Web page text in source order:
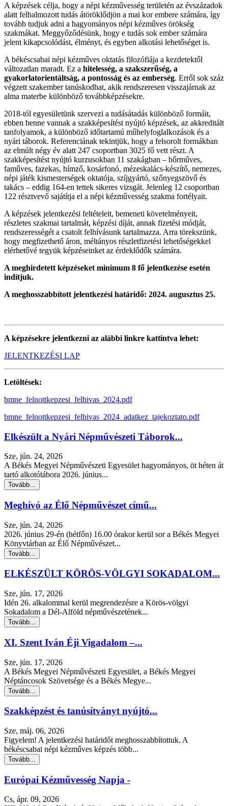
A képzések célja, hogy a népi kézművesség területén az évszázadok
alatt felhalmozott tudás átöröklődjön a mai kor embere számára, így
tovább tudjuk adni a hagyományos népi kézműves örökség
szakmákat. Meggyőződésünk, hogy e tudás sok ember számára
jelent kikapcsolódást, élményt, és egyben alkotási lehetőséget is.
A békéscsabai népi kézműves oktatás filozófiája a kezdetektől
változatlan maradt. Ez a hitelesség, a szakszerűség, a
gyakorlatorientáltság, a pontosság és az emberség. Erről sok száz
végzett szakember tanúskodhat, akik rendszeresen visszajárnak az
alma materbe különböző továbbképzésekre.
2018-tól egyesületünk szervezi a tudásátadás különböző formáit,
ebben benne vannak a szakképesítést nyújtó képzések, az akkreditált
tanfolyamok, a különböző időtartamú műhelyfoglalkozások és a
nyári táborok. Referenciának tekintjük, hogy a felsorolt formákban
az elmúlt négy év alatt 247 csoportban 3025 fő vett részt. A
szakképesítést nyújtó kurzusokban 11 szakágban – bőrműves,
faműves, fazekas, hímző, kosárfonó, mézeskalács-készítő, nemezes,
népi játék kismesterségek oktatója, szíjgyártó, szőnyegszövő és
takács – eddig 164-en tettek sikeres vizsgát. Jelenleg 12 csoportban
122 résztvevő sajátítja el a népi kézművesség szakma fortélyait.
A képzések jelentkezési feltételeit, bemeneti követelményeit,
részletes szakmai tartalmát, képzési díját, annak fizetési módját,
rendszerességét a csatolt felhívásunk tartalmazza. Arra törekszünk,
hogy megfizethető áron, méltányos részletfizetési lehetőségekkel
elérhetővé tegyük képzéseinket az érdeklődők számára.
A meghirdetett képzéseket minimum 8 fő jelentkezése esetén
indítjuk.
A meghosszabbított jelentkezési határidő: 2024. augusztus 25.
A képzésekre jelentkezni az alábbi linkre kattintva lehet:
JELENTKEZÉSI LAP
Letöltések:
bmne_felnottkepzesi_felhivas_2024.pdf
bmne_felnottkepzesi_felhivas_2024_adatkez_tajekoztato.pdf
Elkészült a Nyári Népművészeti Táborok...
Sze, jún. 24, 2026
A Békés Megyei Népművészeti Egyesület hagyományos, öt héten át
tartó alkotótábora 2026. június...
Tovább...
Meghívó az Élő Népművészet című...
Sze, jún. 24, 2026
2026. június 29-én (hétfőn) 16.00 órakor kerül sor a Békés Megyei
Könyvtárban az Élő Népművészet...
Tovább...
ELKÉSZÜLT KÖRÖS-VÖLGYI SOKADALOM...
Sze, jún. 17, 2026
Idén 26. alkalommal kerül megrendezésre a Körös-völgyi
Sokadalom a Dél-Alföld népművészetének...
Tovább...
XI. Szent Iván Éji Vigadalom –...
Sze, jún. 17, 2026
A Békés Megyei Népművészeti Egyesület, a Békés Megyei
Néptáncosok Szövetsége és a Békés Megye...
Tovább...
Szakképzést és tanúsítványt nyújtó...
Sze, máj. 06, 2026
Figyelem! A jelentkezési határidőt meghosszabbítottuk. A
békéscsabai népi kézműves képzés több...
Tovább...
Európai Kézművesség Napja -
Cs, ápr. 09, 2026